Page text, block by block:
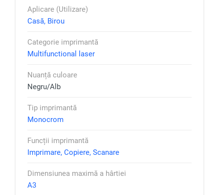
Aplicare (Utilizare)
Casă, Birou
Categorie imprimantă
Multifunctional laser
Nuanță culoare
Negru/Alb
Tip imprimantă
Monocrom
Funcții imprimantă
Imprimare, Copiere, Scanare
Dimensiunea maximă a hârtiei
A3